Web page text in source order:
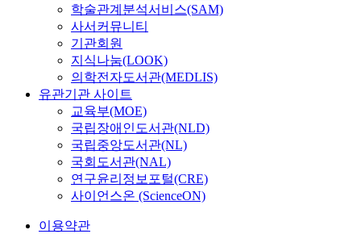
학술관계분석서비스(SAM)
사서커뮤니티
기관회원
지식나눔(LOOK)
의학전자도서관(MEDLIS)
유관기관 사이트
교육부(MOE)
국립장애인도서관(NLD)
국립중앙도서관(NL)
국회도서관(NAL)
연구윤리정보포털(CRE)
사이언스온 (ScienceON)
이용약관